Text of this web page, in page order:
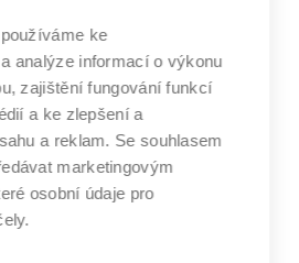
výzkumu
fondů
učení
technické
Brně
V BRNĚ
ke
analýze informací o výkonu
zajištění fungování funkcí
a ke zlepšení a
a reklam. Se souhlasem
marketingovým
osobní údaje pro